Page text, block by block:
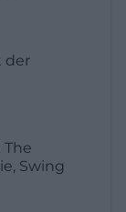
der
The
Swing